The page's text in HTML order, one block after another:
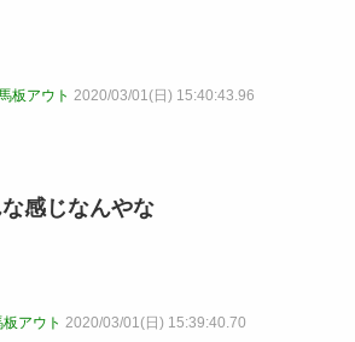
板アウト 2020/03/01(日) 15:40:43.96
感じなんやな
アウト 2020/03/01(日) 15:39:40.70